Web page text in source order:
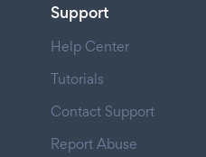
Support
Help Center
Tutorials
Contact Support
Report Abuse